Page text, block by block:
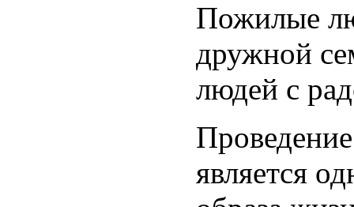
Пожилые
дружной
людей с
является